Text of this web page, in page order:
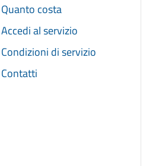
Quanto costa
Accedi al servizio
Condizioni di servizio
Contatti